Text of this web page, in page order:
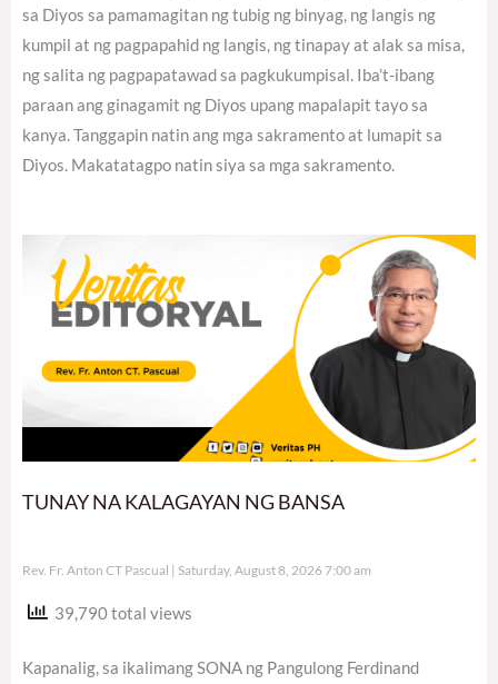
sa Diyos sa pamamagitan ng tubig ng binyag, ng langis ng
kumpil at ng pagpapahid ng langis, ng tinapay at alak sa misa,
ng salita ng pagpapatawad sa pagkukumpisal. Iba’t-ibang
paraan ang ginagamit ng Diyos upang mapalapit tayo sa
kanya. Tanggapin natin ang mga sakramento at lumapit sa
Diyos. Makatatagpo natin siya sa mga sakramento.
TUNAY NA KALAGAYAN NG BANSA
Rev. Fr. Anton CT Pascual Saturday, August 8, 2026 7:00 am
39,790 total views
Kapanalig, sa ikalimang SONA ng Pangulong Ferdinand